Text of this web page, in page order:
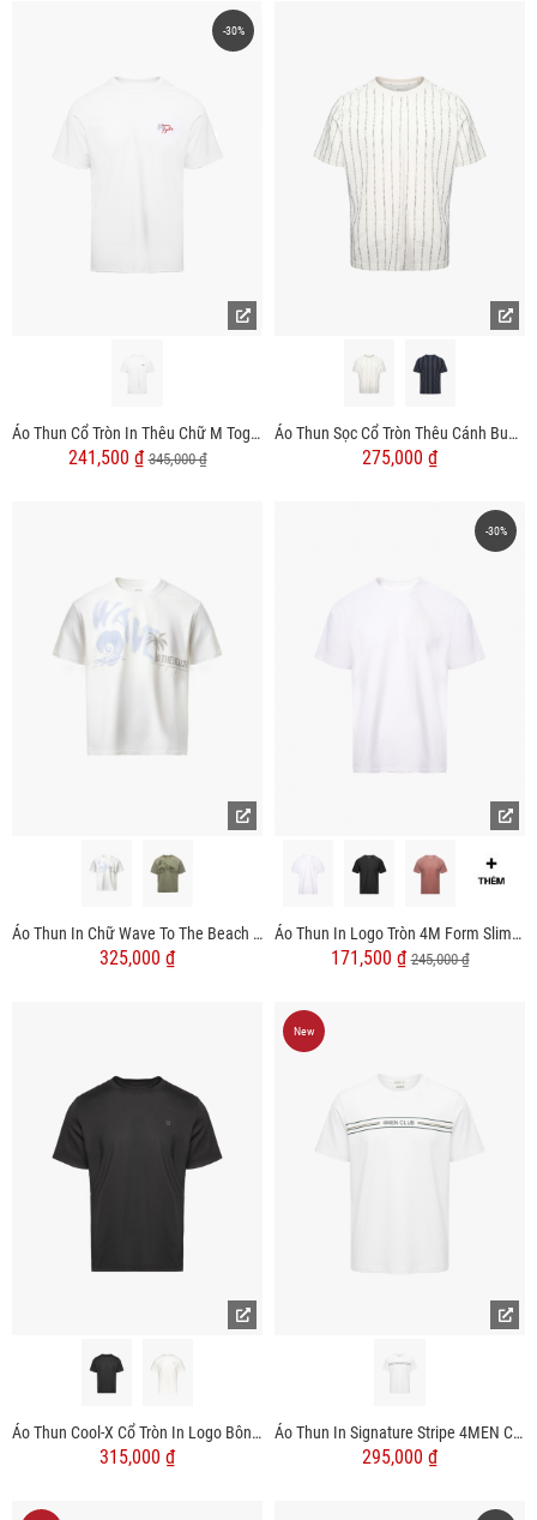
-30%
Áo Thun Cổ Tròn In Thêu Chữ M Together Form Regular AT165
241,500 ₫345,000 ₫
Áo Thun Sọc Cổ Tròn Thêu Cánh Buồm Form Regular AT192
275,000 ₫
Áo Thun In Chữ Wave To The Beach Form Relax AT174
325,000 ₫
-30%
Áo Thun In Logo Tròn 4M Form Slimfit AT161
171,500 ₫245,000 ₫
Áo Thun Cool-X Cổ Tròn In Logo Bông Tuyết Form Slimfit AT188 Đen
315,000 ₫
New
Áo Thun In Signature Stripe 4MEN Club Form Regular AT197 Màu Trắng
295,000 ₫